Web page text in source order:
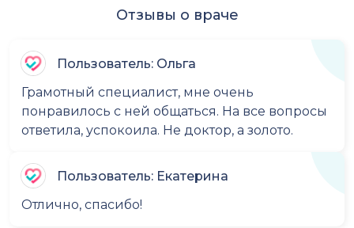
Отзывы о враче
Пользователь: Ольга
Грамотный специалист, мне очень
понравилось с ней общаться. На все вопросы
ответила, успокоила. Не доктор, а золото.
Пользователь: Екатерина
Отлично, спасибо!